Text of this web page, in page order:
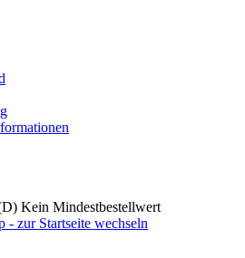
Kein Mindestbestellwert